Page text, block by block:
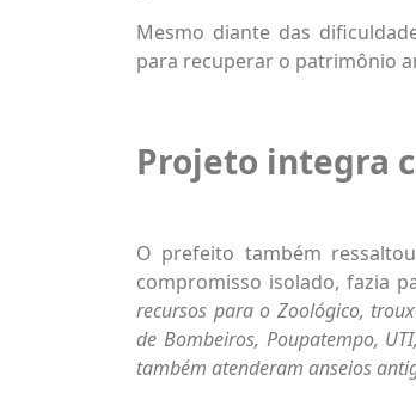
Mesmo diante das
para recuperar o patrimônio
Projeto integra
O prefeito também
compromisso isolado, fazia
recursos para o Zoológico,
de Bombeiros, Poupatempo,
também atenderam anseios